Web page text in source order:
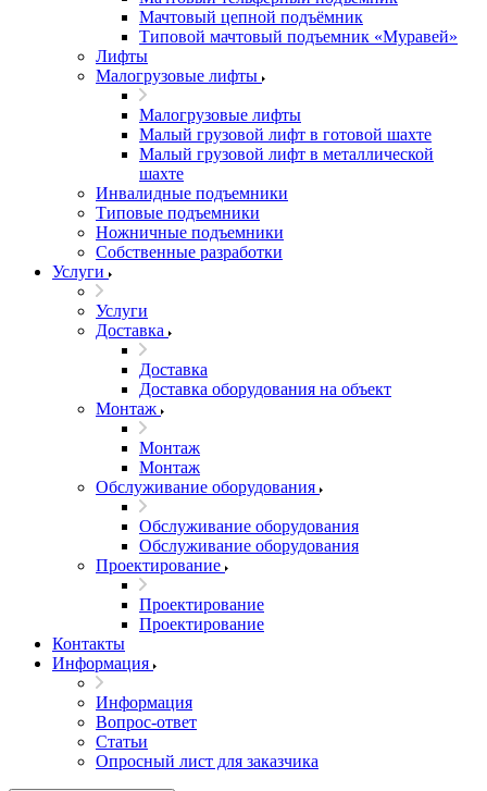
Мачтовый цепной подъёмник
Типовой мачтовый подъемник «Муравей»
Лифты
Малогрузовые лифты
Малогрузовые лифты
Малый грузовой лифт в готовой шахте
Малый грузовой лифт в металлической
шахте
Инвалидные подъемники
Типовые подъемники
Ножничные подъемники
Собственные разработки
Услуги
Услуги
Доставка
Доставка
Доставка оборудования на объект
Монтаж
Монтаж
Монтаж
Обслуживание оборудования
Обслуживание оборудования
Обслуживание оборудования
Проектирование
Проектирование
Проектирование
Контакты
Информация
Информация
Вопрос-ответ
Статьи
Опросный лист для заказчика